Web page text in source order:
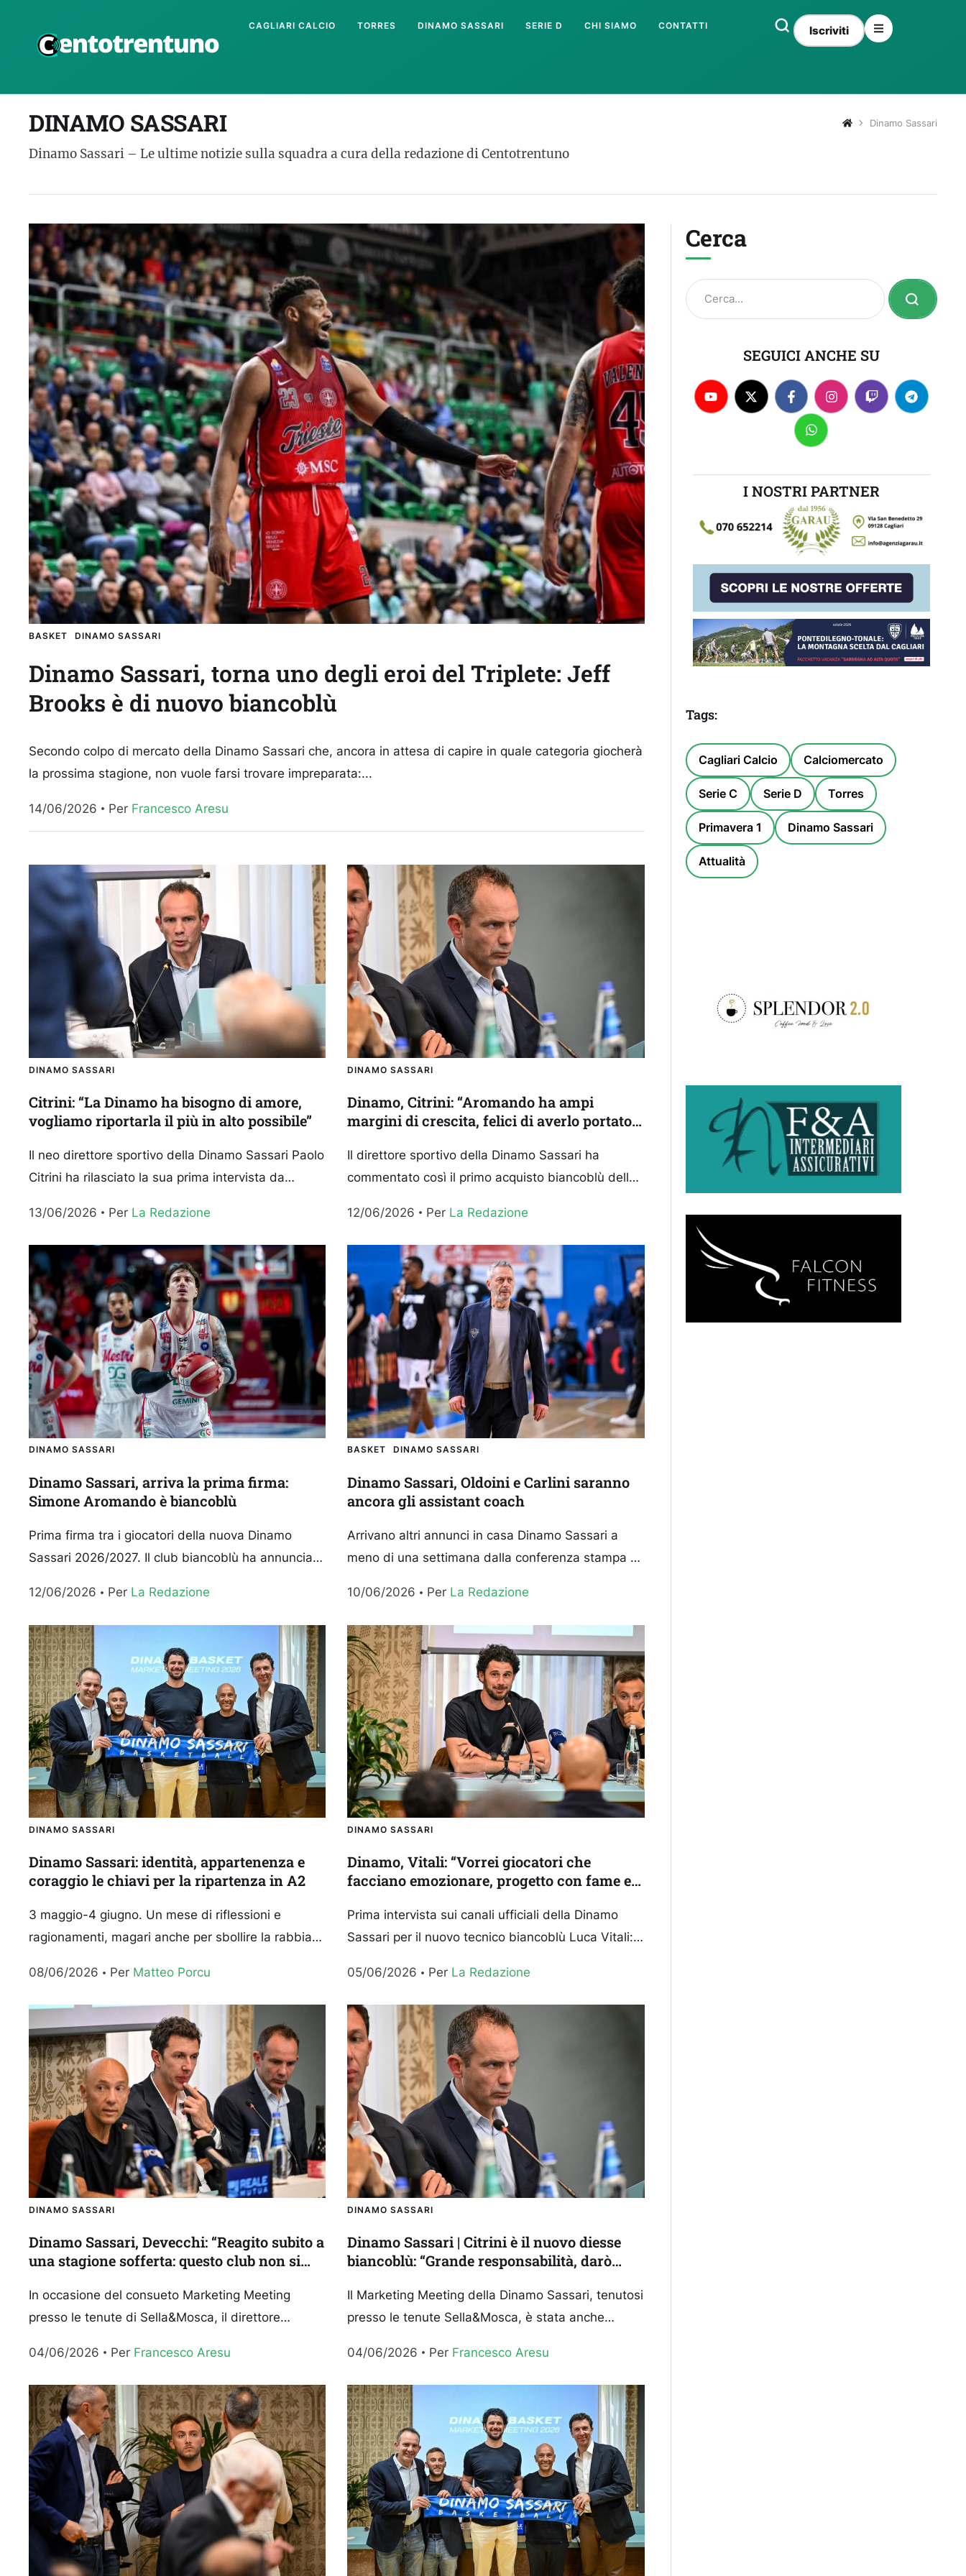
CAGLIARI CALCIO TORRES DINAMO SASSARI SERIE D CHI SIAMO CONTATTI Iscriviti
DINAMO SASSARI Dinamo Sassari
Dinamo Sassari – Le ultime notizie sulla squadra a cura della redazione di Centotrentuno
BASKET DINAMO SASSARI
Dinamo Sassari, torna uno degli eroi del Triplete: Jeff
Brooks è di nuovo biancoblù
Secondo colpo di mercato della Dinamo Sassari che, ancora in attesa di capire in quale categoria giocherà
la prossima stagione, non vuole farsi trovare impreparata:...
14/06/2026 Per Francesco Aresu
DINAMO SASSARI
Citrini: “La Dinamo ha bisogno di amore,
vogliamo riportarla il più in alto possibile”
Il neo direttore sportivo della Dinamo Sassari Paolo
Citrini ha rilasciato la sua prima intervista da
13/06/2026
Per La Redazione
DINAMO SASSARI
Dinamo, Citrini: “Aromando ha ampi
margini di crescita, felici di averlo portato a
Il direttore sportivo della Dinamo Sassari ha
commentato così il primo acquisto biancoblù della
che ha disputato l’ultima stagione...
12/06/2026 Per La Redazione
DINAMO SASSARI
Dinamo Sassari, arriva la prima firma:
Simone Aromando è biancoblù
Prima firma tra i giocatori della nuova Dinamo
Sassari 2026/2027. Il club biancoblù ha annunciato
1997 che ha disputato...
12/06/2026 Per La Redazione
BASKET DINAMO SASSARI
Dinamo Sassari, Oldoini e Carlini saranno
ancora gli assistant coach
Arrivano altri annunci in casa Dinamo Sassari a
meno di una settimana dalla conferenza stampa di
nuovo...
10/06/2026 Per La Redazione
DINAMO SASSARI
Dinamo Sassari: identità, appartenenza e
coraggio le chiavi per la ripartenza in A2
3 maggio-4 giugno. Un mese di riflessioni e
ragionamenti, magari anche per sbollire la rabbia
amarissima. La Dinamo Sassari...
08/06/2026 Per Matteo Porcu
DINAMO SASSARI
Dinamo, Vitali: “Vorrei giocatori che
facciano emozionare, progetto con fame e
Prima intervista sui canali ufficiali della Dinamo
Sassari per il nuovo tecnico biancoblù Luca Vitali:
della presentazione ufficiale in...
05/06/2026 Per La Redazione
DINAMO SASSARI
Dinamo Sassari, Devecchi: “Reagito subito a
una stagione sofferta: questo club non si
In occasione del consueto Marketing Meeting
presso le tenute di Sella&Mosca, il direttore
intervenuto in conferenza stampa per...
04/06/2026 Per Francesco Aresu
DINAMO SASSARI
Dinamo Sassari | Citrini è il nuovo diesse
biancoblù: “Grande responsabilità, darò
Il Marketing Meeting della Dinamo Sassari, tenutosi
presso le tenute Sella&Mosca, è stata anche
sportivo dei rossoblù Paolo Citrini....
04/06/2026 Per Francesco Aresu
Cerca
SEGUICI ANCHE SU
I NOSTRI PARTNER
Tags:
Cagliari Calcio Calciomercato
Serie C Serie D Torres
Primavera 1 Dinamo Sassari
Attualità